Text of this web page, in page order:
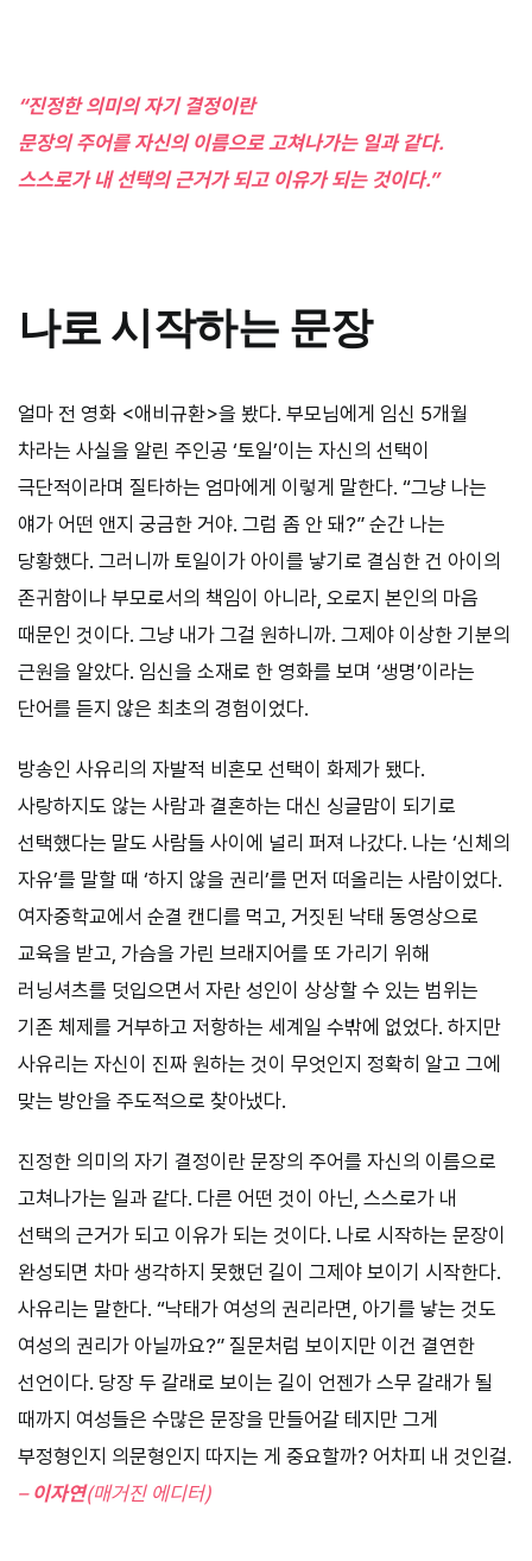
“진정한 의미의 자기 결정이란
문장의 주어를 자신의 이름으로 고쳐나가는 일과 같다.
스스로가 내 선택의 근거가 되고 이유가 되는 것이다.”
나로 시작하는 문장
얼마 전 영화 <애비규환>을 봤다. 부모님에게 임신 5개월
차라는 사실을 알린 주인공 ‘토일’이는 자신의 선택이
극단적이라며 질타하는 엄마에게 이렇게 말한다. “그냥 나는
얘가 어떤 앤지 궁금한 거야. 그럼 좀 안 돼?” 순간 나는
당황했다. 그러니까 토일이가 아이를 낳기로 결심한 건 아이의
존귀함이나 부모로서의 책임이 아니라, 오로지 본인의 마음
때문인 것이다. 그냥 내가 그걸 원하니까. 그제야 이상한 기분의
근원을 알았다. 임신을 소재로 한 영화를 보며 ‘생명’이라는
단어를 듣지 않은 최초의 경험이었다.
방송인 사유리의 자발적 비혼모 선택이 화제가 됐다.
사랑하지도 않는 사람과 결혼하는 대신 싱글맘이 되기로
선택했다는 말도 사람들 사이에 널리 퍼져 나갔다. 나는 ‘신체의
자유’를 말할 때 ‘하지 않을 권리’를 먼저 떠올리는 사람이었다.
여자중학교에서 순결 캔디를 먹고, 거짓된 낙태 동영상으로
교육을 받고, 가슴을 가린 브래지어를 또 가리기 위해
러닝셔츠를 덧입으면서 자란 성인이 상상할 수 있는 범위는
기존 체제를 거부하고 저항하는 세계일 수밖에 없었다. 하지만
사유리는 자신이 진짜 원하는 것이 무엇인지 정확히 알고 그에
맞는 방안을 주도적으로 찾아냈다.
진정한 의미의 자기 결정이란 문장의 주어를 자신의 이름으로
고쳐나가는 일과 같다. 다른 어떤 것이 아닌, 스스로가 내
선택의 근거가 되고 이유가 되는 것이다. 나로 시작하는 문장이
완성되면 차마 생각하지 못했던 길이 그제야 보이기 시작한다.
사유리는 말한다. “낙태가 여성의 권리라면, 아기를 낳는 것도
여성의 권리가 아닐까요?” 질문처럼 보이지만 이건 결연한
선언이다. 당장 두 갈래로 보이는 길이 언젠가 스무 갈래가 될
때까지 여성들은 수많은 문장을 만들어갈 테지만 그게
부정형인지 의문형인지 따지는 게 중요할까? 어차피 내 것인걸.
– 이자연(매거진 에디터)